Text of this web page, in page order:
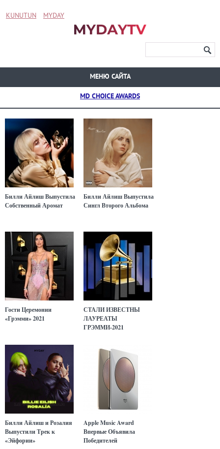
KUNUTUN MYDAY
МЕНЮ САЙТА
MD CHOICE AWARDS
Билли Айлиш Выпустила
Собственный Аромат
Билли Айлиш Выпустила
Сингл Второго Альбома
Гости Церемонии
«Грэмми» 2021
СТАЛИ ИЗВЕСТНЫ
ЛАУРЕАТЫ
ГРЭММИ-2021
Билли Айлиш и Розалия
Выпустили Трек к
«Эйфории»
Apple Music Award
Впервые Объявила
Победителей